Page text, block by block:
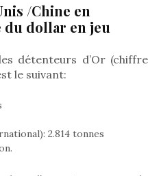
/Chine en
dollar en jeu
détenteurs d’Or (chiffre
le suivant:
2.814 tonnes